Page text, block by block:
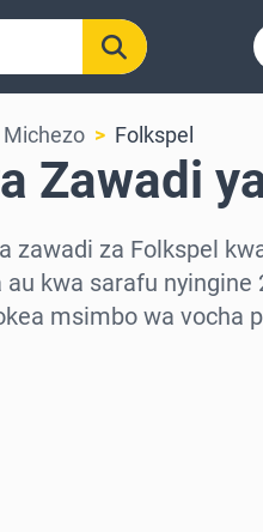
Michezo Folkspel
Zawadi
zawadi za Folkspel
au kwa sarafu
msimbo wa vocha